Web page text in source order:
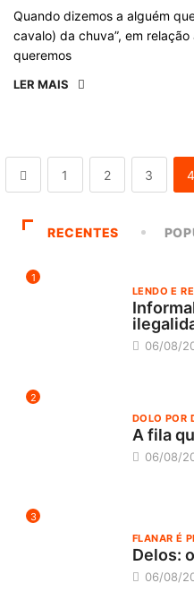
Quando dizemos a alguém
cavalo) da chuva”, em
queremos
LER MAIS
1 2 3 4
RECENTES
1
LENDO E
06/08/
2
DOLO POR
A fila
06/08/
3
FLANAR É
Delos:
06/08/